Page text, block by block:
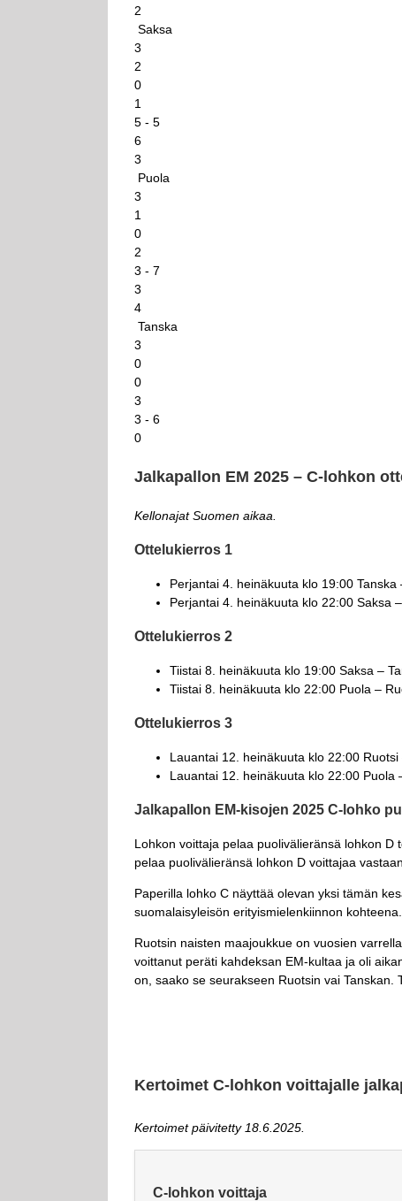
2
Saksa
3
2
0
1
5 - 5
6
3
Puola
3
1
0
2
3 - 7
3
4
Tanska
3
0
0
3
3 - 6
0
Jalkapallon EM 2025 – C-lohkon
Kellonajat Suomen aikaa.
Ottelukierros 1
Perjantai 4. heinäkuuta klo 19:00 Tanska
Perjantai 4. heinäkuuta klo 22:00 Saksa
Ottelukierros 2
Tiistai 8. heinäkuuta klo 19:00 Saksa –
Tiistai 8. heinäkuuta klo 22:00 Puola –
Ottelukierros 3
Lauantai 12. heinäkuuta klo 22:00
Lauantai 12. heinäkuuta klo 22:00 Puola
Jalkapallon EM-kisojen 2025 C-lohko
Lohkon voittaja pelaa puolivälieränsä lohkon
pelaa puolivälieränsä lohkon D voittajaa
Paperilla lohko C näyttää olevan yksi tämän
suomalaisyleisön erityismielenkiinnon kohteena.
Ruotsin naisten maajoukkue on vuosien
voittanut peräti kahdeksan EM-kultaa ja oli
on, saako se seurakseen Ruotsin vai
Kertoimet C-lohkon voittajalle
Kertoimet päivitetty 18.6.2025.
C-lohkon voittaja